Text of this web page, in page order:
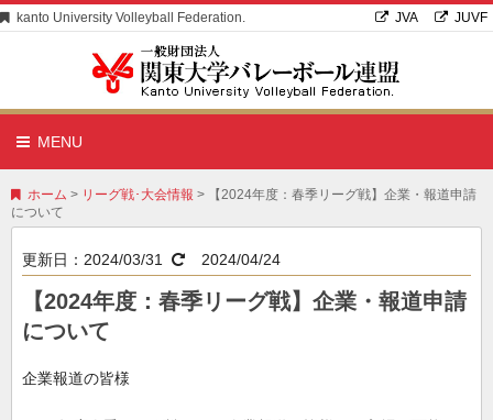
kanto University Volleyball Federation. JVA JUVF
MENU
ホーム > リーグ戦･大会情報 > 【2024年度：春季リーグ戦】企業・報道申請
について
更新日： 2024/03/31 2024/04/24
【2024年度：春季リーグ戦】企業・報道申請
について
企業報道の皆様